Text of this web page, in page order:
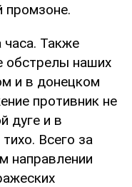
промзоне.
Также
обстрелы наших
и в донецком
противник не
дуге и в
Всего за
направлении